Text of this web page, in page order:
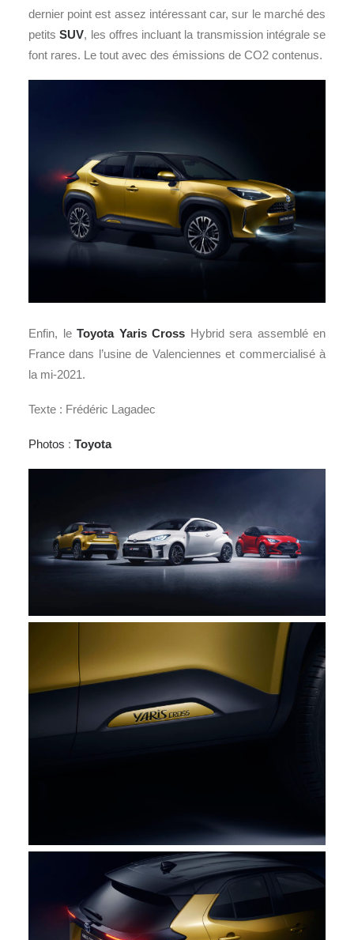
dernier point est assez intéressant car, sur le marché des
petitsSUV, les offres incluant la transmission intégrale se
font rares. Le tout avec des émissions de CO2 contenus.
Enfin, le Toyota Yaris Cross Hybrid sera assemblé en
France dans l’usine de Valenciennes et commercialisé à
la mi-2021.
Texte : Frédéric Lagadec
Photos : Toyota